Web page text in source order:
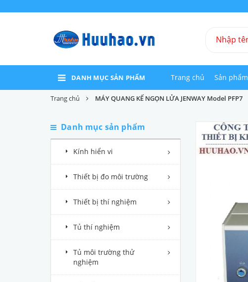
DANH MỤC SẢN PHẨM Trang chủ Sản phẩm
Trang chủ MÁY QUANG KẾ NGỌN LỬA JENWAY Model PFP7
Danh mục sản phẩm
Kính hiển vi
Thiết bị đo môi trường
Thiết bị thí nghiệm
Tủ thí nghiệm
Tủ môi trường thử
nghiệm